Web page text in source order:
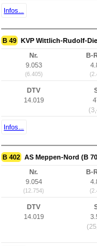
Infos...
B 49 KVP Wittlich-Rudolf-
Nr.
9.053
(6.405)
B-
DTV
14.019
Infos...
B 402 AS Meppen-Nord (B
Nr.
9.054
(12.754)
B-
DTV
14.019